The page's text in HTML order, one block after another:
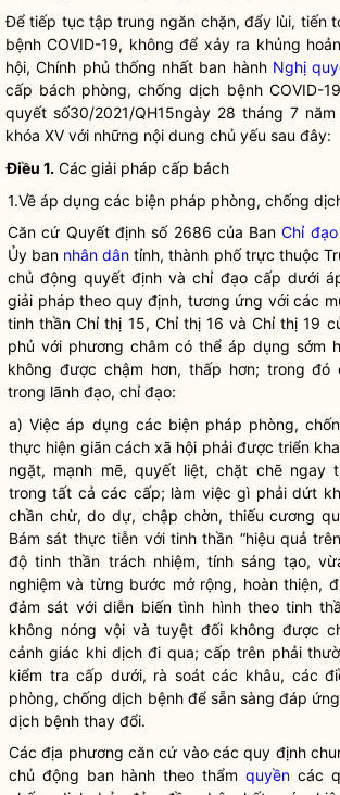
Để tiếp tục tập trung ngăn chặn, đẩy lùi, tiến
bệnh COVID-19, không để xảy ra khủng
hội, Chính phủ thống nhất ban hành Nghị
cấp bách phòng, chống dịch bệnh COVID-
quyết số30/2021/QH15ngày 28 tháng 7 năm
khóa XV với những nội dung chủ yếu sau đây:
Điều 1. Các giải pháp cấp bách
1.Về áp dụng các biện pháp phòng, chống
Căn cứ Quyết định số 2686 của BanChỉ đạo
Ủy ban nhân dân tỉnh, thành phố trực thuộc
chủ động quyết định vàchỉ đạocấp dưới
giải pháp theo quy định, tương ứng với các
tinh thần Chỉ thị 15, Chỉ thị 16 và Chỉ thị 19
phủ với phương châm có thể áp dụng sớm
không được chậm hơn, thấp hơn; trong
trong lãnh đạo, chỉ đạo:
a) Việc áp dụng các biện pháp phòng,
thực hiện giãn cách xã hội phải được triển
ngặt, mạnh mẽ, quyết liệt, chặt chẽ ngay
trong tất cả các cấp; làm việc gì phải dứt
chần chừ, do dự, chập chờn, thiếu cương
Bám sát thực tiễn với tinh thần “hiệu quả
độ tinh thần trách nhiệm, tính sáng tạo,
nghiệm và từng bước mở rộng, hoàn thiện,
đảm sát với diễn biến tình hình theo tinh
không nóng vội và tuyệt đối không được
cảnh giác khi dịch đi qua; cấp trên phải
kiểm tra cấp dưới, rà soát các khâu, các
phòng, chống dịch bệnh để sẵn sàng đáp
dịch bệnh thay đổi.
Các địa phương căn cứ vào các quy định
chủ động ban hành theo thẩm quyềncác